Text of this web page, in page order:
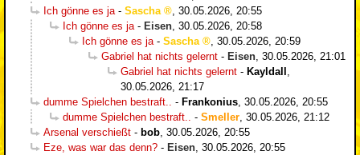
Ich gönne es ja - Sascha
30.05.2026, 20:55
Ich gönne es ja - Eisen 30.05.2026, 20:58
Ich gönne es ja - Sascha
30.05.2026, 20:59
Gabriel hat nichts gelernt - Eisen 30.05.2026, 21:01
Gabriel hat nichts gelernt - Kayldall
30.05.2026, 21:17
dumme Spielchen bestraft..
- Frankonius 30.05.2026, 20:55
dumme Spielchen bestraft..
- Smeller 30.05.2026, 21:12
Arsenal verschießt - bob 30.05.2026, 20:55
Eze, was war das denn? - Eisen 30.05.2026, 20:55